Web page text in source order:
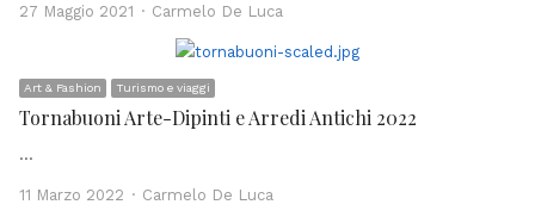
27 Maggio 2021 Author
Carmelo De Luca
Art & Fashion Turismo e viaggi
Tornabuoni Arte-Dipinti e Arredi Antichi 2022
…
11 Marzo 2022 Author
Carmelo De Luca